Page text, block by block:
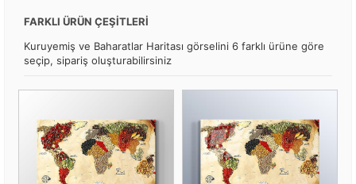
FARKLI ÜRÜN ÇEŞİTLERİ
Kuruyemiş ve Baharatlar Haritası görselini 6 farklı ürüne göre
seçip, sipariş oluşturabilirsiniz